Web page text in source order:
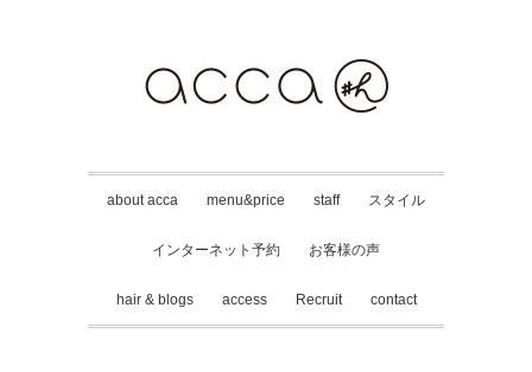
about acca menu&price staff スタイル
インターネット予約 お客様の声
hair & blogs access Recruit contact